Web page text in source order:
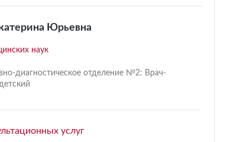
Юрьевна
наук
диагностическое отделение №2: Врач-
услуг